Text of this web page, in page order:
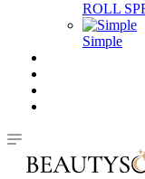
ROLL
Simple